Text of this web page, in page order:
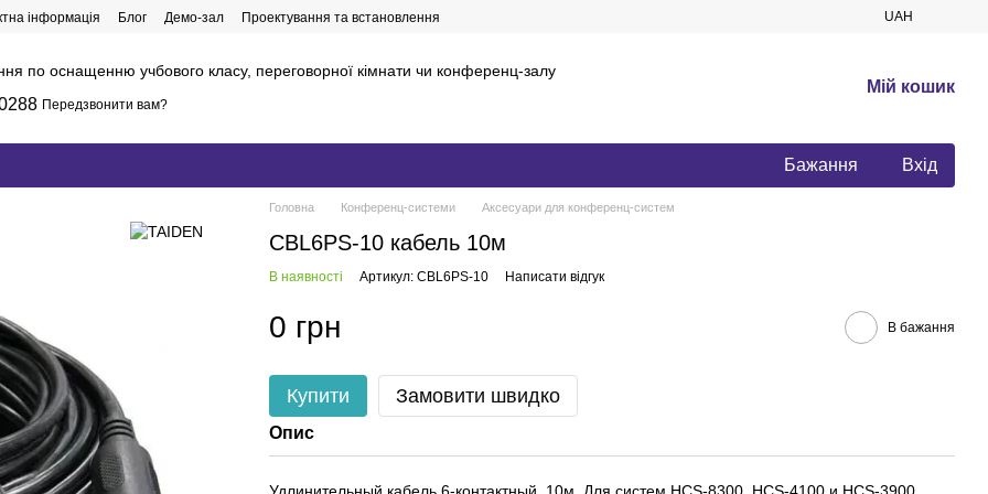
інформація Блог Демо-зал Проектування та встановлення UAH
по оснащенню учбового класу, переговорної кімнати чи конференц-залу
Передзвонити вам?
Мій кошик
Бажання Вхід
Головна Конференц-системи Аксесуари для конференц-систем
CBL6PS-10 кабель 10м
В наявності Артикул: CBL6PS-10 Написати відгук
0 грн В бажання
Купити Замовити швидко
Опис